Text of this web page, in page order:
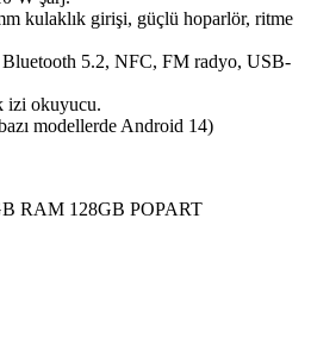
kulaklık girişi, güçlü hoparlör, ritme
5.2, NFC, FM radyo, USB-
izi okuyucu.
modellerde Android 14)
RAM 128GB POPART